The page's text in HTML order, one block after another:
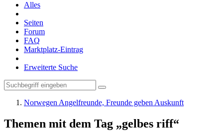
Alles
Seiten
Forum
FAQ
Marktplatz-Eintrag
Erweiterte Suche
Norwegen Angelfreunde, Freunde geben Auskunft
Themen mit dem Tag „gelbes riff“